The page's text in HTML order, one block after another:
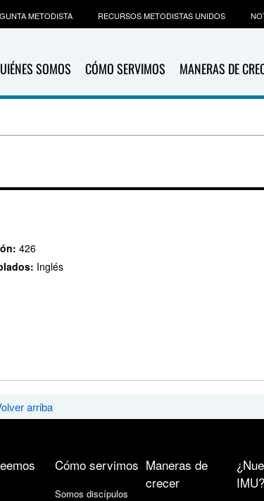
SOMOS CÓMO SERVIMOS MANERAS DE
METODISTA RECURSOS METODISTAS UNIDOS
426
Inglés
arriba
Cómo servimos
Somos discípulos
Maneras de
crecer
IMU?